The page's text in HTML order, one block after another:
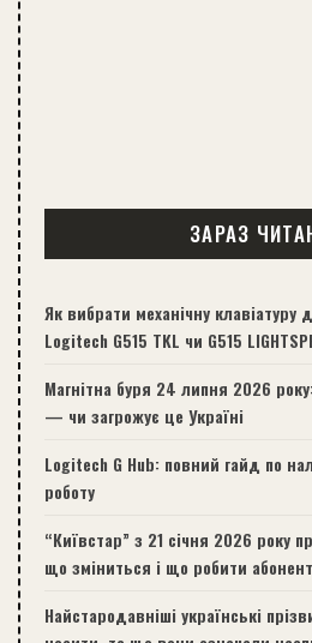
ЗАРАЗ
Як вибрати механічну клавіатуру
Logitech G515 TKL чи G515
Магнітна буря 24 липня 2026
— чи загрожує це Україні
Logitech G Hub: повний гайд по
роботу
“Київстар” з 21 січня 2026 року
що зміниться і що робити
Найстародавніші українські